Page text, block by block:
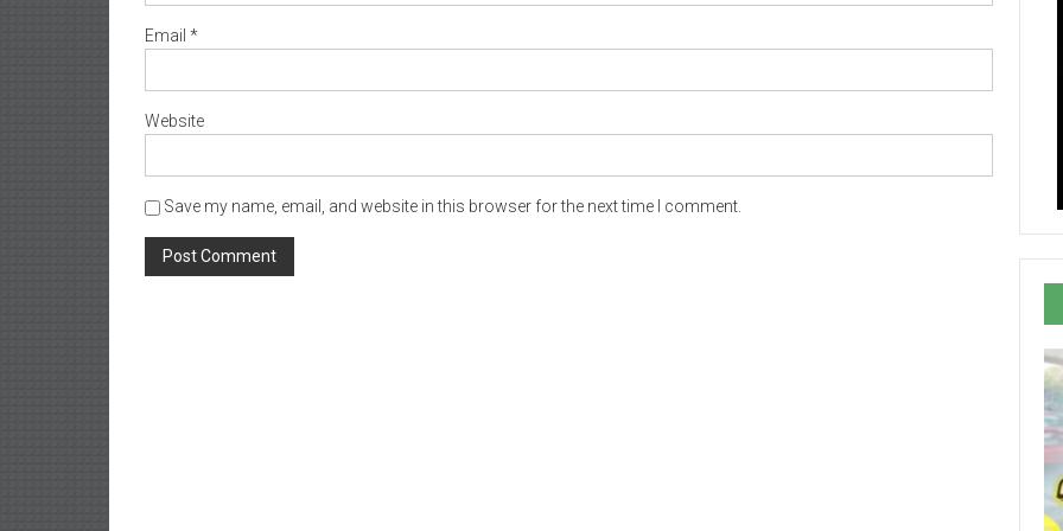
Email *
Website
Save my name, email, and website in this browser for the next time I comment.